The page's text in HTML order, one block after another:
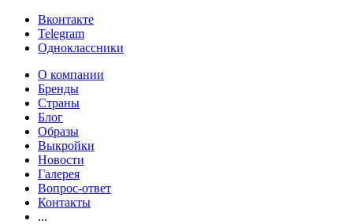
Вконтакте
Telegram
Одноклассники
О компании
Бренды
Страны
Блог
Образы
Выкройки
Новости
Галерея
Вопрос-ответ
Контакты
...